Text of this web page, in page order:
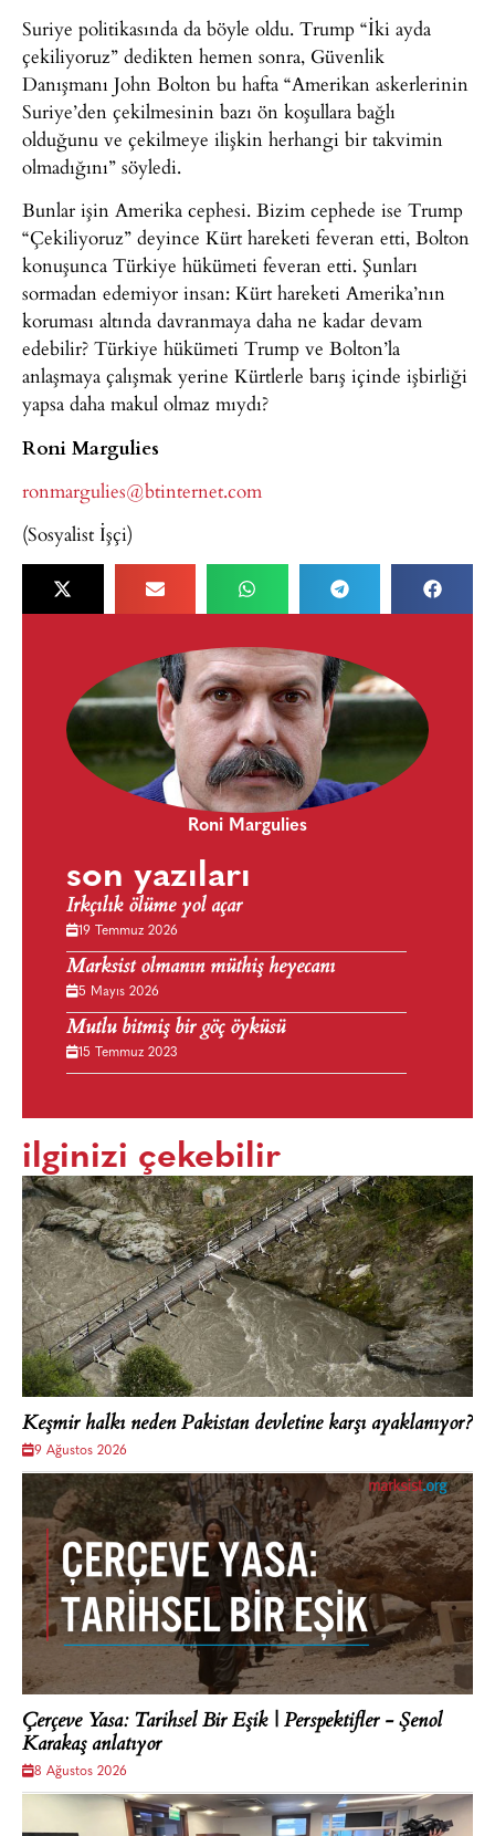
Suriye politikasında da böyle oldu. Trump “İki ayda
çekiliyoruz” dedikten hemen sonra, Güvenlik
Danışmanı John Bolton bu hafta “Amerikan askerlerinin
Suriye’den çekilmesinin bazı ön koşullara bağlı
olduğunu ve çekilmeye ilişkin herhangi bir takvimin
olmadığını” söyledi.
Bunlar işin Amerika cephesi. Bizim cephede ise Trump
“Çekiliyoruz” deyince Kürt hareketi feveran etti, Bolton
konuşunca Türkiye hükümeti feveran etti. Şunları
sormadan edemiyor insan: Kürt hareketi Amerika’nın
koruması altında davranmaya daha ne kadar devam
edebilir? Türkiye hükümeti Trump ve Bolton’la
anlaşmaya çalışmak yerine Kürtlerle barış içinde işbirliği
yapsa daha makul olmaz mıydı?
Roni Margulies
ronmargulies@btinternet.com
(Sosyalist İşçi)
Roni Margulies
son yazıları
Irkçılık ölüme yol açar
19 Temmuz 2026
Marksist olmanın müthiş heyecanı
5 Mayıs 2026
Mutlu bitmiş bir göç öyküsü
15 Temmuz 2023
ilginizi çekebilir
Keşmir halkı neden Pakistan devletine karşı ayaklanıyor?
9 Ağustos 2026
Çerçeve Yasa: Tarihsel Bir Eşik | Perspektifler - Şenol
Karakaş anlatıyor
8 Ağustos 2026